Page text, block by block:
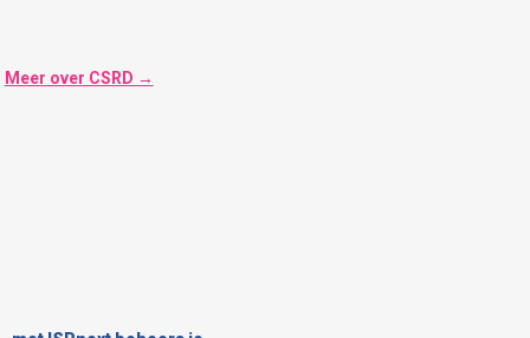
Meer over CSRD →